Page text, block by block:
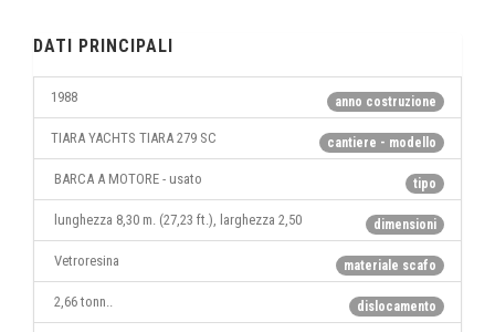
DATI PRINCIPALI
anno costruzione
1988
cantiere - modello
TIARA YACHTS TIARA 279 SC
tipo
BARCA A MOTORE - usato
dimensioni
lunghezza 8,30 m. (27,23 ft.), larghezza 2,50
materiale scafo
Vetroresina
dislocamento
2,66 tonn..